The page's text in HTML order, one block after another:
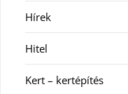
Hírek
Hitel
Kert – kertépítés